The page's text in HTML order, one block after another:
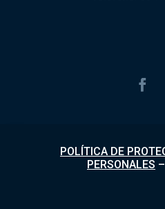
POLÍTICA DE
PERSONALES –